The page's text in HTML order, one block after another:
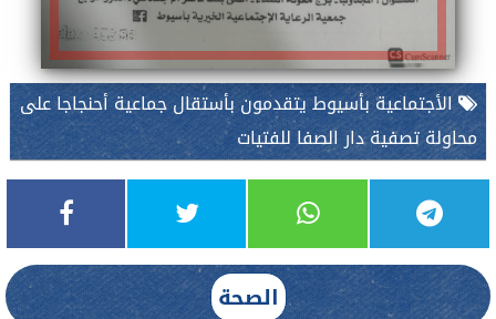
الأجتماعية بأسيوط يتقدمون بأستقال جماعية أحنجاجا على
محاولة تصفية دار الصفا للفتيات
الصحة